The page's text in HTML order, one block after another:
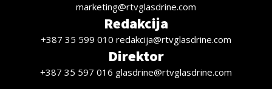
marketing@rtvglasdrine.com
Redakcija
+387 35 599 010 redakcija@rtvglasdrine.com
Direktor
+387 35 597 016 glasdrine@rtvglasdrine.com